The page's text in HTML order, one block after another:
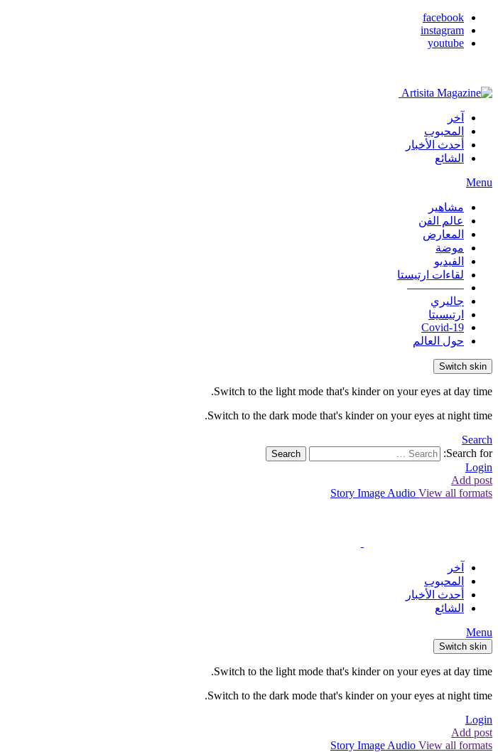
facebook
instagram
youtube
آخر
المحبوب
أحدث الأخبار
الشائع
Menu
مشاهير
عالم الفن
المعارض
موضة
الفيديو
لقاءات ارتيستا
—————
جاليري
ارتيسيتا
Covid-19
حول العالم
Switch skin
Switch to the light mode that's kinder on your eyes at day time.
Switch to the dark mode that's kinder on your eyes at night time.
Search
Search for:
Search
Login
Add post
Story Image Audio View all formats
آخر
المحبوب
أحدث الأخبار
الشائع
Menu
Switch skin
Switch to the light mode that's kinder on your eyes at day time.
Switch to the dark mode that's kinder on your eyes at night time.
Login
Add post
Story Image Audio View all formats